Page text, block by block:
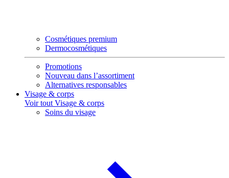
Cosmétiques premium
Dermocosmétiques
Promotions
Nouveau dans l’assortiment
Alternatives responsables
Visage & corps
Voir tout Visage & corps
Soins du visage